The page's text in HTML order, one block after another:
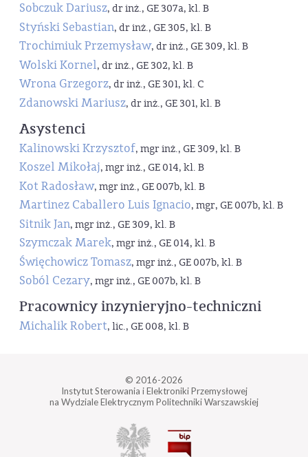
Sobczuk Dariusz, dr inż., GE 307a, kl. B
Styński Sebastian, dr inż., GE 305, kl. B
Trochimiuk Przemysław, dr inż., GE 309, kl. B
Wolski Kornel, dr inż., GE 302, kl. B
Wrona Grzegorz, dr inż., GE 301, kl. C
Zdanowski Mariusz, dr inż., GE 301, kl. B
Asystenci
Kalinowski Krzysztof, mgr inż., GE 309, kl. B
Koszel Mikołaj, mgr inż., GE 014, kl. B
Kot Radosław, mgr inż., GE 007b, kl. B
Martinez Caballero Luis Ignacio, mgr, GE 007b, kl. B
Sitnik Jan, mgr inż., GE 309, kl. B
Szymczak Marek, mgr inż., GE 014, kl. B
Święchowicz Tomasz, mgr inż., GE 007b, kl. B
Soból Cezary, mgr inż., GE 007b, kl. B
Pracownicy inzynieryjno-techniczni
Michalik Robert, lic., GE 008, kl. B
© 2016-2026
Instytut Sterowania i Elektroniki Przemysłowej
na Wydziale Elektrycznym Politechniki Warszawskiej